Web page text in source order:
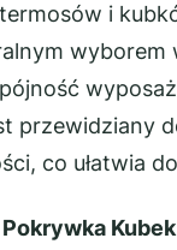
i
wyborem
przewidziany
co ułatwia